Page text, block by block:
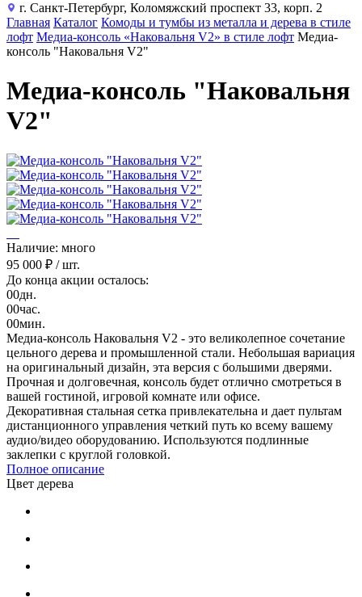
г. Санкт-Петербург, Коломяжский проспект 33, корп. 2
Главная Каталог Комоды и тумбы из металла и дерева в стиле
лофт Медиа-консоль «Наковальня V2» в стиле лофт Медиа-
консоль "Наковальня V2"
Медиа-консоль "Наковальня
V2"
Наличие: много
95 000 ₽ / шт.
До конца акции осталось:
00дн.
00час.
00мин.
Медиа-консоль Наковальня V2 - это великолепное сочетание
цельного дерева и промышленной стали. Небольшая вариация
на оригинальный дизайн, эта версия с большими дверями.
Прочная и долговечная, консоль будет отлично смотреться в
вашей гостиной, игровой комнате или офисе.
Декоративная стальная сетка привлекательна и дает пультам
дистанционного управления четкий путь ко всему вашему
аудио/видео оборудованию. Используются подлинные
заклепки с круглой головкой.
Полное описание
Цвет дерева